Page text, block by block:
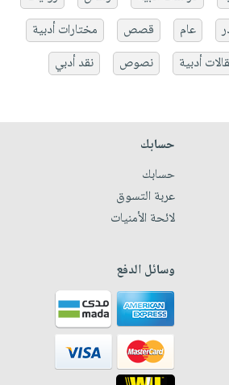
عام قصص
مختارات أدبية
أدبية نصوص نقد أدبي
حسابك
حسابك
عربة التسوق
لائحة الأمنيات
وسائل الدفع